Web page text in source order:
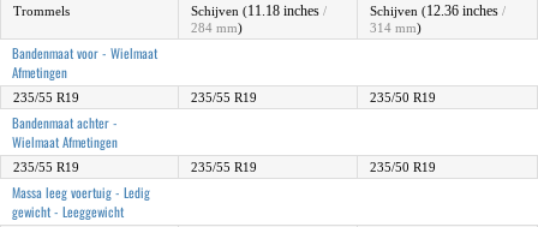
Trommels Schijven (11.18 inches /
284 mm)
Schijven (12.36 inches /
314 mm)
Bandenmaat voor - Wielmaat
Afmetingen
235/55 R19 235/55 R19 235/50 R19
Bandenmaat achter -
Wielmaat Afmetingen
235/55 R19 235/55 R19 235/50 R19
Massa leeg voertuig - Ledig
gewicht - Leeggewicht